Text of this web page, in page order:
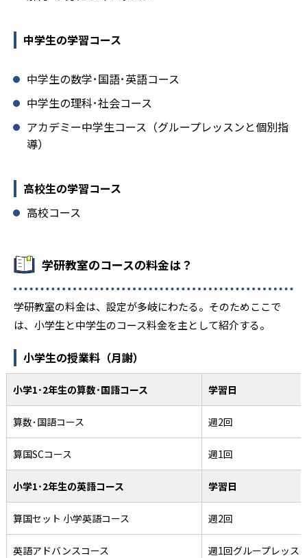
中学生の学習コース
中学生の数学･国語･英語コース
中学生の理科･社会コース
アカデミー中学生コース（グループレッスンと個別指
導）
高校生の学習コース
高校コース
学研教室のコースの料金は？
学研教室の料金は、設定が多岐にわたる。そのためここで
は、小学生と中学生のコース料金を主として紹介する。
小学生の授業料（月謝）
小学1･2年生の算数･国語コース 学習日
算数･国語コース 週2回
算国SCコース 週1回
小学1･2年生の英語コース 学習日
算国セット 小学英語コース 週2回
英語アドバンスコース 週1回グループレッス